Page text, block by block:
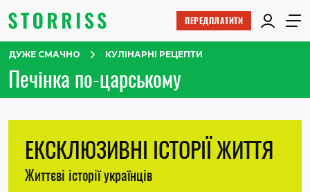
ПЕРЕДПЛАТИТИ
ДУЖЕ СМАЧНО КУЛІНАРНІ РЕЦЕПТИ
Печінка по-царському
ЕКСКЛЮЗИВНІ ІСТОРІЇ ЖИТТЯ
Життєві історії українців